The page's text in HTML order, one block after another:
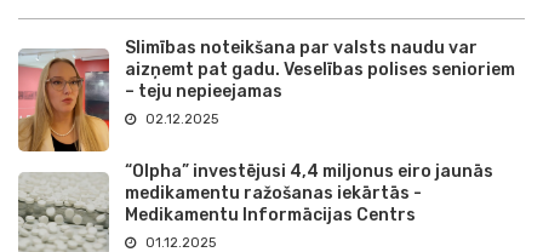
Slimības noteikšana par valsts naudu var
aizņemt pat gadu. Veselības polises senioriem
– teju nepieejamas
02.12.2025
“Olpha” investējusi 4,4 miljonus eiro jaunās
medikamentu ražošanas iekārtās -
Medikamentu Informācijas Centrs
01.12.2025